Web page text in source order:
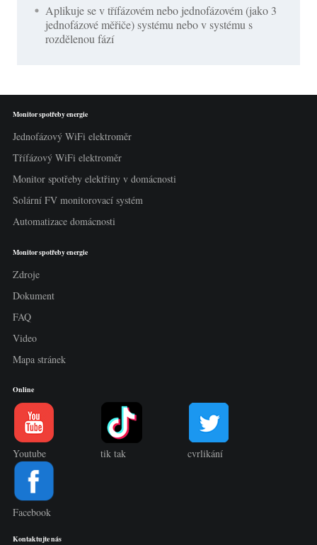
Aplikuje se v třífázovém nebo jednofázovém (jako 3
jednofázové měřiče) systému nebo v systému s
rozdělenou fází
Monitor spotřeby energie
Jednofázový WiFi elektroměr
Třífázový WiFi elektroměr
Monitor spotřeby elektřiny v domácnosti
Solární FV monitorovací systém
Automatizace domácnosti
Monitor spotřeby energie
Zdroje
Dokument
FAQ
Video
Mapa stránek
Online
Youtube tik tak cvrlikání
Facebook
Kontaktujte nás